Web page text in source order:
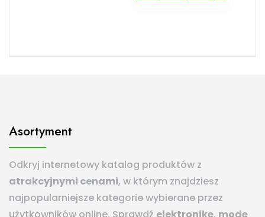
Asortyment
Odkryj internetowy katalog produktów z
atrakcyjnymi cenami, w którym znajdziesz
najpopularniejsze kategorie wybierane przez
użytkowników online. Sprawdź elektronikę, modę